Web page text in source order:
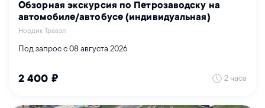
Обзорная экскурсия по Петрозаводску на
автомобиле/автобусе (индивидуальная)
Нордик Травэл
Под запрос с 08 августа 2026
2 400 ₽ 2 часа